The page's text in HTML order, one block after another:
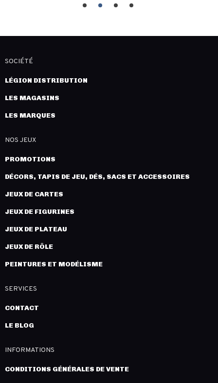
SOCIÉTÉ
LÉGION DISTRIBUTION
LES MAGASINS
LES MARQUES
NOS JEUX
PROMOTIONS
DÉCORS, TAPIS DE JEU, DÉS, SACS ET ACCESSOIRES
JEUX DE CARTES
JEUX DE FIGURINES
JEUX DE PLATEAU
JEUX DE RÔLE
PEINTURES ET MODÉLISME
SERVICES
CONTACT
LE BLOG
INFORMATIONS
CONDITIONS GÉNÉRALES DE VENTE